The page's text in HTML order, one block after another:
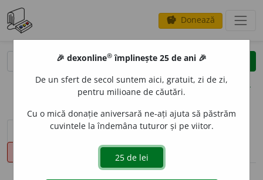
savings Donează
clear
opțiuni
sinteza definițiilor (1) definiții (16)
declinări
🎉 dexonline® împlinește 25 de ani 🎉
De un sfert de secol suntem aici, gratuit, zi de zi,
pentru milioane de căutări.
Cu o mică donație aniversară ne-ați ajuta să păstrăm
cuvintele la îndemâna tuturor și pe viitor.